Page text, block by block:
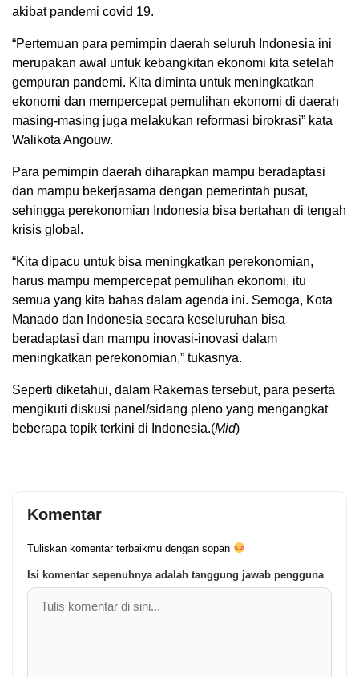
akibat pandemi covid 19.
“Pertemuan para pemimpin daerah seluruh Indonesia ini
merupakan awal untuk kebangkitan ekonomi kita setelah
gempuran pandemi. Kita diminta untuk meningkatkan
ekonomi dan mempercepat pemulihan ekonomi di daerah
masing-masing juga melakukan reformasi birokrasi” kata
Walikota Angouw.
Para pemimpin daerah diharapkan mampu beradaptasi
dan mampu bekerjasama dengan pemerintah pusat,
sehingga perekonomian Indonesia bisa bertahan di tengah
krisis global.
“Kita dipacu untuk bisa meningkatkan perekonomian,
harus mampu mempercepat pemulihan ekonomi, itu
semua yang kita bahas dalam agenda ini. Semoga, Kota
Manado dan Indonesia secara keseluruhan bisa
beradaptasi dan mampu inovasi-inovasi dalam
meningkatkan perekonomian,” tukasnya.
Seperti diketahui, dalam Rakernas tersebut, para peserta
mengikuti diskusi panel/sidang pleno yang mengangkat
beberapa topik terkini di Indonesia.(Mid)
Komentar
Tuliskan komentar terbaikmu dengan sopan
Isi komentar sepenuhnya adalah tanggung jawab pengguna